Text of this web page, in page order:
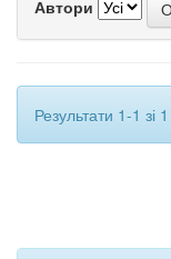
Автори
Результати 1-1 зі